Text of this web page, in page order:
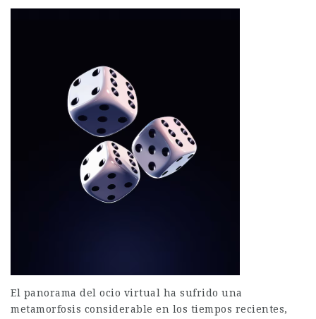
El panorama del ocio virtual ha sufrido una
metamorfosis considerable en los tiempos recientes,